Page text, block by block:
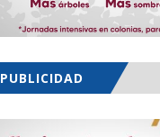
PUBLICIDAD